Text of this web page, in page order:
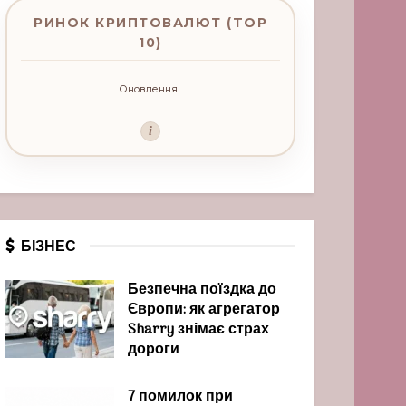
РИНОК КРИПТОВАЛЮТ (TOP
10)
Оновлення...
i
БІЗНЕС
Безпечна поїздка до
Європи: як агрегатор
Sharry знімає страх
дороги
7 помилок при